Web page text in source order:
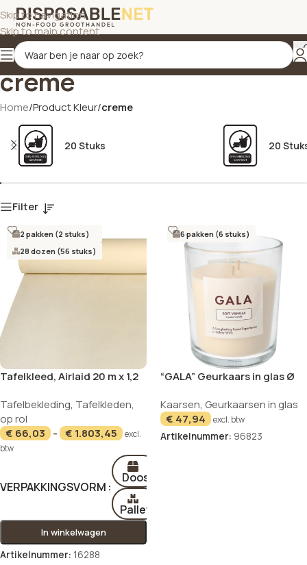
Skip to navigation
Skip to main content
creme
Home/Product Kleur/creme
20 Stuks 20
Filter
2 pakken (2 stuks)
28 dozen (56 stuks)
Tafelkleed, Airlaid 20 m x 1,2
Tafelbekleding, Tafelkleden,
op rol
€ 66,03 - € 1.803,45
excl.
btw
VERPAKKINGSVORM
Doos
Pallet
In winkelwagen
Artikelnummer: 16288
6 pakken (6 stuks)
“GALA” Geurkaars in glas Ø
Vanilla “Tokio Large”
Kaarsen, Geurkaarsen in glas
€ 47,94 excl. btw
Artikelnummer: 96823